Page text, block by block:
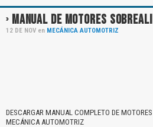
MANUAL DE MOTORES
12 DE NOV en MECÁNICA AUTOMOTRIZ
DESCARGAR MANUAL COMPLETO DE
MECÁNICA AUTOMOTRIZ